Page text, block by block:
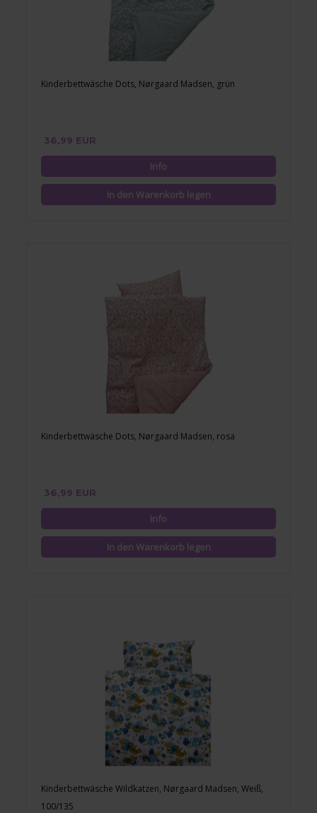
Kinderbettwäsche Dots, Nørgaard Madsen, grün
36,99 EUR
Kinderbettwäsche Dots, Nørgaard Madsen, rosa
36,99 EUR
Kinderbettwäsche Wildkatzen, Nørgaard Madsen, Weiß,
100/135